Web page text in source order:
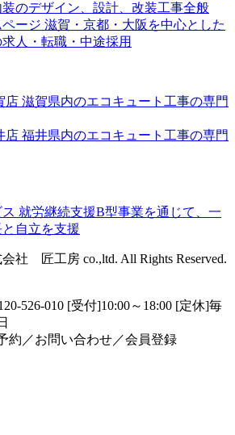
のデザイン、設計、改装工事全般
ージ 滋賀・京都・大阪を中心とした
人・転職・中途採用
店 滋賀県内のエコキュート工事の専門
店 福井県内のエコキュート工事の専門
就労継続支援B型事業を通じて、一
自立を支援
社 匠工房 co.,ltd. All Rights Reserved.